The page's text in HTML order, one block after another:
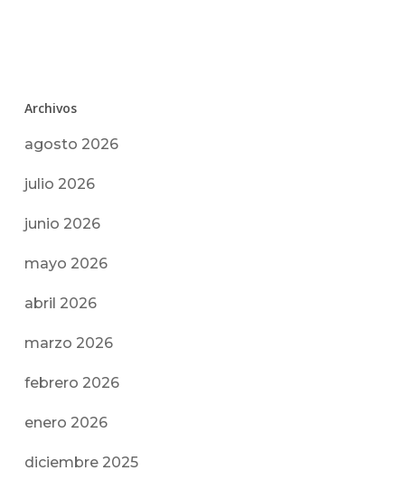
Archivos
agosto 2026
julio 2026
junio 2026
mayo 2026
abril 2026
marzo 2026
febrero 2026
enero 2026
diciembre 2025